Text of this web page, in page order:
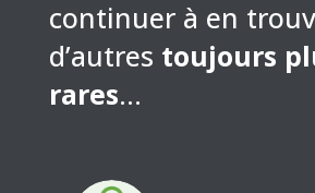
continuer à en
d’autres toujours
rares…